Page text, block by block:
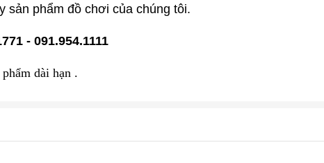
sản phẩm đồ chơi của chúng tôi.
- 091.954.1111
dài hạn .